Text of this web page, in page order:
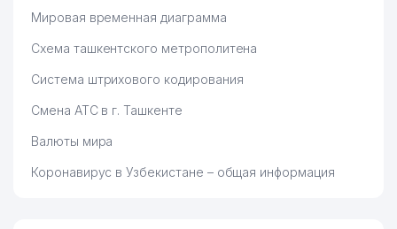
Мировая временная диаграмма
Схема ташкентского метрополитена
Система штрихового кодирования
Смена АТС в г. Ташкенте
Валюты мира
Коронавирус в Узбекистане – общая информация